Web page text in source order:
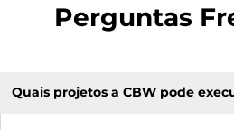
Perguntas
Quais projetos a CBW pode